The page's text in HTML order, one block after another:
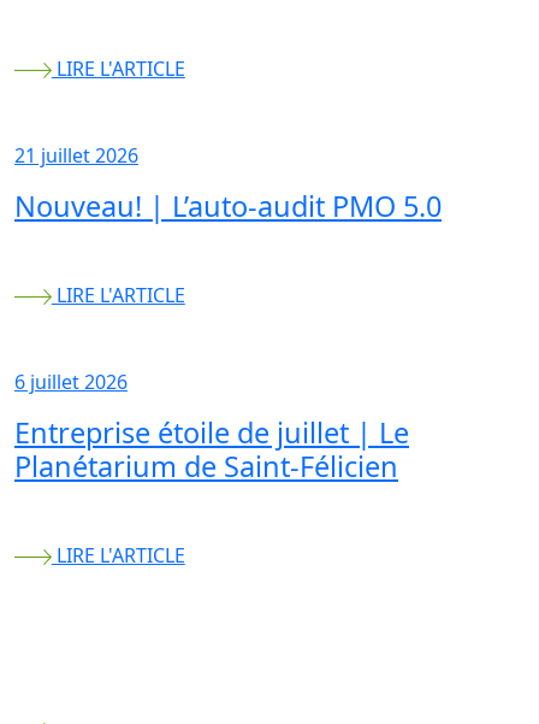
LIRE L'ARTICLE
21 juillet 2026
Nouveau! | L’auto-audit PMO 5.0
LIRE L'ARTICLE
6 juillet 2026
Entreprise étoile de juillet | Le
Planétarium de Saint-Félicien
LIRE L'ARTICLE